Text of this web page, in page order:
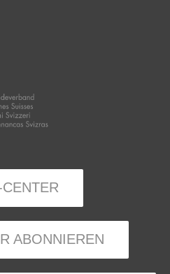
ABONNIEREN